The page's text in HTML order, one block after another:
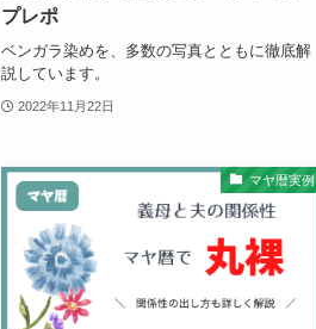
プレポ
ベンガラ染めを、多数の写真とともに徹底解
説しています。
2022年11月22日
マヤ暦実例